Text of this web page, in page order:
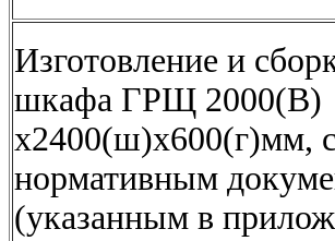
Изготовление и
шкафа ГРЩ 2000(В)
х2400(ш)х600(г)мм,
нормативным
(указанным в